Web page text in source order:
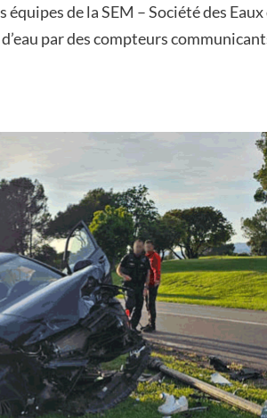
de la SEM – Société des Eaux
par des compteurs